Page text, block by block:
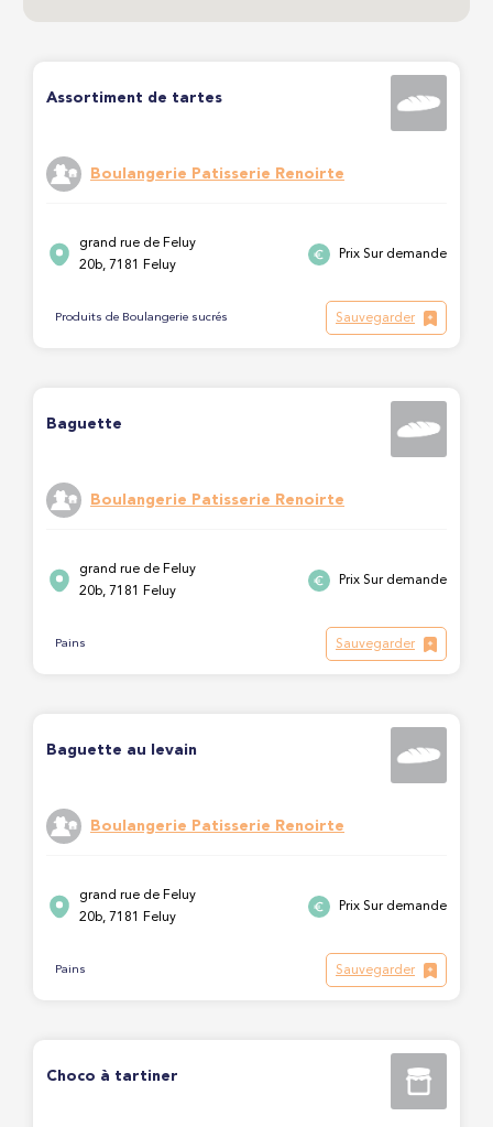
Assortiment de tartes
Boulangerie Patisserie Renoirte
grand rue de Feluy
20b, 7181 Feluy
Prix Sur demande
Produits de Boulangerie sucrés Sauvegarder
Baguette
Boulangerie Patisserie Renoirte
grand rue de Feluy
20b, 7181 Feluy
Prix Sur demande
Pains Sauvegarder
Baguette au levain
Boulangerie Patisserie Renoirte
grand rue de Feluy
20b, 7181 Feluy
Prix Sur demande
Pains Sauvegarder
Choco à tartiner